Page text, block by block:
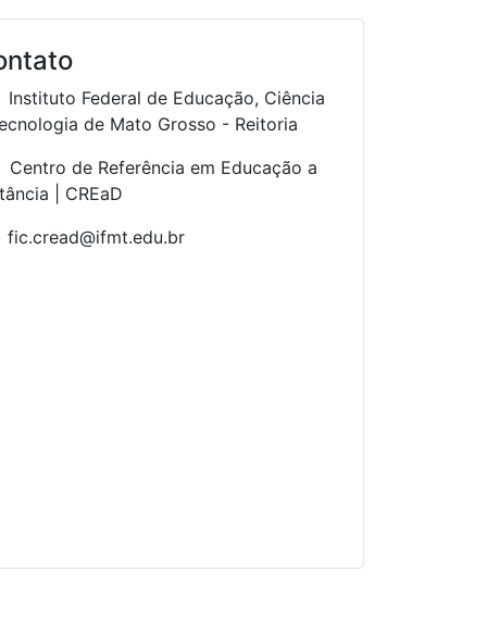
Instituto Federal de Educação, Ciência
de Mato Grosso - Reitoria
Centro de Referência em Educação a
| CREaD
fic.cread@ifmt.edu.br